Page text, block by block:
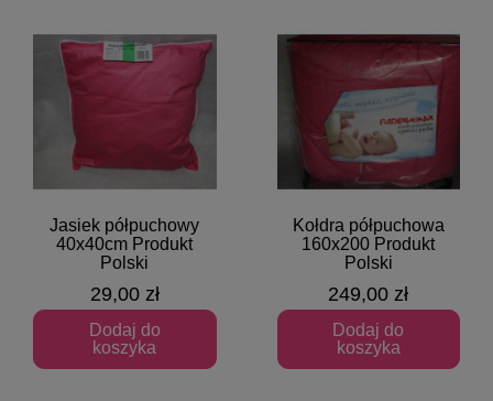
Szybki podgląd
Jasiek półpuchowy
40x40cm Produkt
Polski
29,00 zł
Dodaj do
koszyka
Szybki podgląd
Kołdra półpuchowa
160x200 Produkt
Polski
249,00 zł
Dodaj do
koszyka